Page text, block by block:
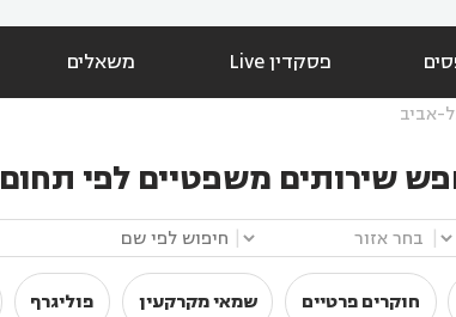
פסקדין Live משאלים
אביב
שירותים משפטיים לפי תחום
חוקרים פרטיים שמאי מקרקעין פוליגרף